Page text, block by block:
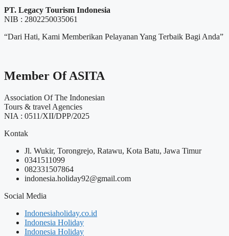
PT. Legacy Tourism Indonesia
NIB : 2802250035061
“Dari Hati, Kami Memberikan Pelayanan Yang Terbaik Bagi Anda”
Member Of ASITA
Association Of The Indonesian
Tours & travel Agencies
NIA : 0511/XII/DPP/2025
Kontak
Jl. Wukir, Torongrejo, Ratawu, Kota Batu, Jawa Timur
0341511099
082331507864
indonesia.holiday92@gmail.com
Social Media
Indonesiaholiday.co.id
Indonesia Holiday
Indonesia Holiday